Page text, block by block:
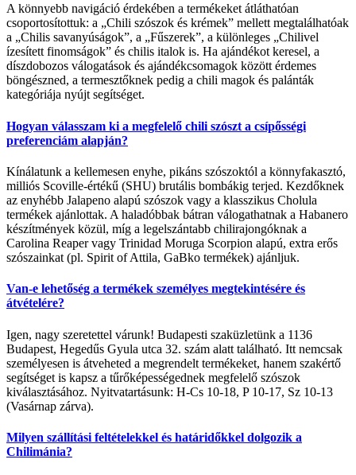
A könnyebb navigáció érdekében a termékeket átláthatóan
csoportosítottuk: a „Chili szószok és krémek” mellett megtalálhatóak
a „Chilis savanyúságok”, a „Fűszerek”, a különleges „Chilivel
ízesített finomságok” és chilis italok is. Ha ajándékot keresel, a
díszdobozos válogatások és ajándékcsomagok között érdemes
böngészned, a termesztőknek pedig a chili magok és palánták
kategóriája nyújt segítséget.
Hogyan válasszam ki a megfelelő chili szószt a csípősségi
preferenciám alapján?
Kínálatunk a kellemesen enyhe, pikáns szószoktól a könnyfakasztó,
milliós Scoville-értékű (SHU) brutális bombákig terjed. Kezdőknek
az enyhébb Jalapeno alapú szószok vagy a klasszikus Cholula
termékek ajánlottak. A haladóbbak bátran válogathatnak a Habanero
készítmények közül, míg a legelszántabb chilirajongóknak a
Carolina Reaper vagy Trinidad Moruga Scorpion alapú, extra erős
szószainkat (pl. Spirit of Attila, GaBko termékek) ajánljuk.
Van-e lehetőség a termékek személyes megtekintésére és
átvételére?
Igen, nagy szeretettel várunk! Budapesti szaküzletünk a 1136
Budapest, Hegedűs Gyula utca 32. szám alatt található. Itt nemcsak
személyesen is átveheted a megrendelt termékeket, hanem szakértő
segítséget is kapsz a tűrőképességednek megfelelő szószok
kiválasztásához. Nyitvatartásunk: H-Cs 10-18, P 10-17, Sz 10-13
(Vasárnap zárva).
Milyen szállítási feltételekkel és határidőkkel dolgozik a
Chilimánia?